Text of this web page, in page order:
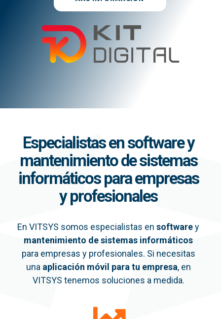
Especialistas en software y
mantenimiento de sistemas
informáticos para empresas
y profesionales
En VITSYS somos especialistas en softwarey
mantenimiento de sistemas informáticos
para empresas y profesionales. Si necesitas
una aplicación móvil para tu empresa, en
VITSYS tenemos soluciones a medida.